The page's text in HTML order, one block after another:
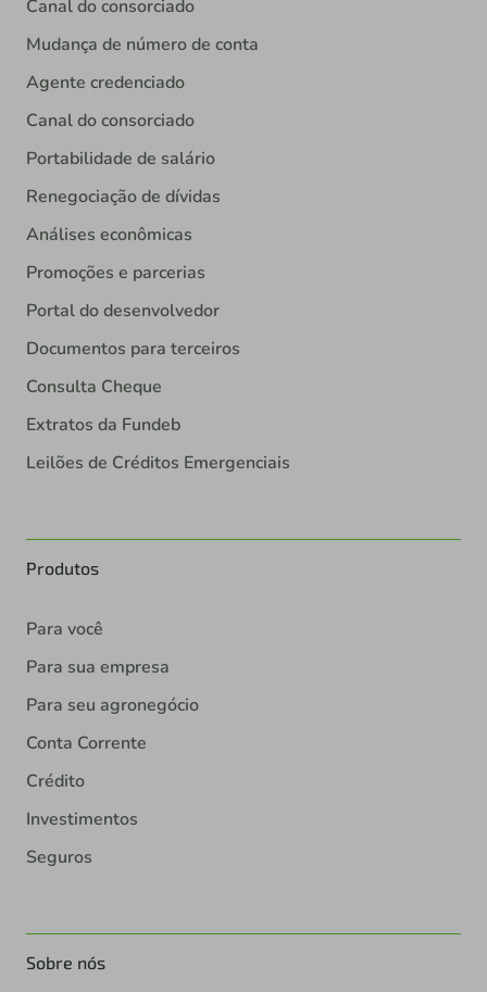
Canal do consorciado
Mudança de número de conta
Agente credenciado
Canal do consorciado
Portabilidade de salário
Renegociação de dívidas
Análises econômicas
Promoções e parcerias
Portal do desenvolvedor
Documentos para terceiros
Consulta Cheque
Extratos da Fundeb
Leilões de Créditos Emergenciais
Produtos
Para você
Para sua empresa
Para seu agronegócio
Conta Corrente
Crédito
Investimentos
Seguros
Sobre nós